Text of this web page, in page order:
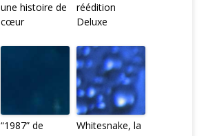
une histoire de
cœur
réédition
Deluxe
“1987” de
Whitesnake, la